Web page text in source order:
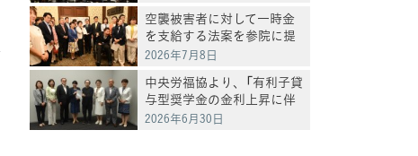
空襲被害者に対して一時金
を支給する法案を参院に提
出
2026年7月8日
中央労福協より、「有利子貸
与型奨学金の金利上昇に伴
う返済負担軽減に関する要
2026年6月30日